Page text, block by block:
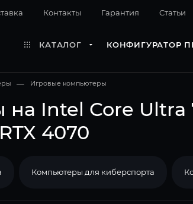
Контакты Гарантия Cтатьи
КАТАЛОГ КОНФИГУРАТОР
— Игровые компьютеры
Intel Core Ultra
4070
Компьютеры для киберспорта